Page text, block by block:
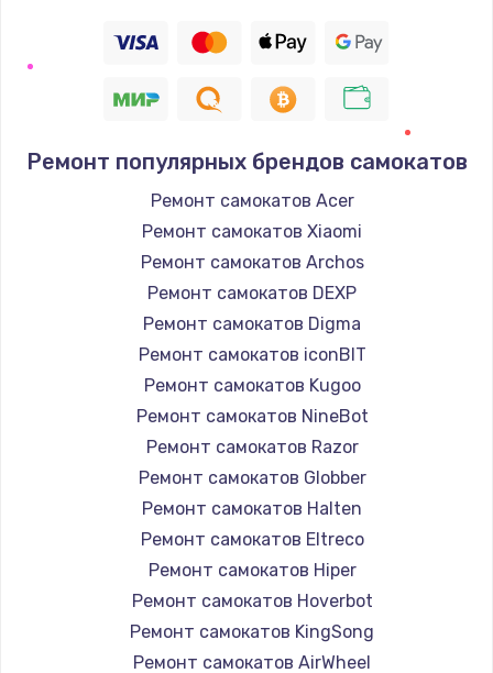
Ремонт популярных брендов самокатов
Ремонт самокатов Acer
Ремонт самокатов Xiaomi
Ремонт самокатов Archos
Ремонт самокатов DEXP
Ремонт самокатов Digma
Ремонт самокатов iconBIT
Ремонт самокатов Kugoo
Ремонт самокатов NineBot
Ремонт самокатов Razor
Ремонт самокатов Globber
Ремонт самокатов Halten
Ремонт самокатов Eltreco
Ремонт самокатов Hiper
Ремонт самокатов Hoverbot
Ремонт самокатов KingSong
Ремонт самокатов AirWheel